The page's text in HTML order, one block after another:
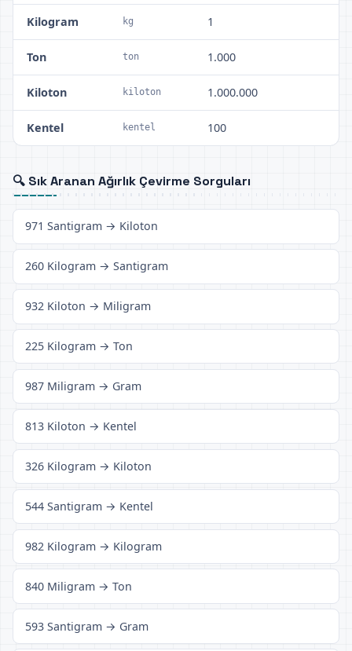
Kilogram kg 1
Ton ton 1.000
Kiloton kiloton 1.000.000
Kentel kentel 100
🔍 Sık Aranan Ağırlık Çevirme Sorguları
971 Santigram → Kiloton
260 Kilogram → Santigram
932 Kiloton → Miligram
225 Kilogram → Ton
987 Miligram → Gram
813 Kiloton → Kentel
326 Kilogram → Kiloton
544 Santigram → Kentel
982 Kilogram → Kilogram
840 Miligram → Ton
593 Santigram → Gram